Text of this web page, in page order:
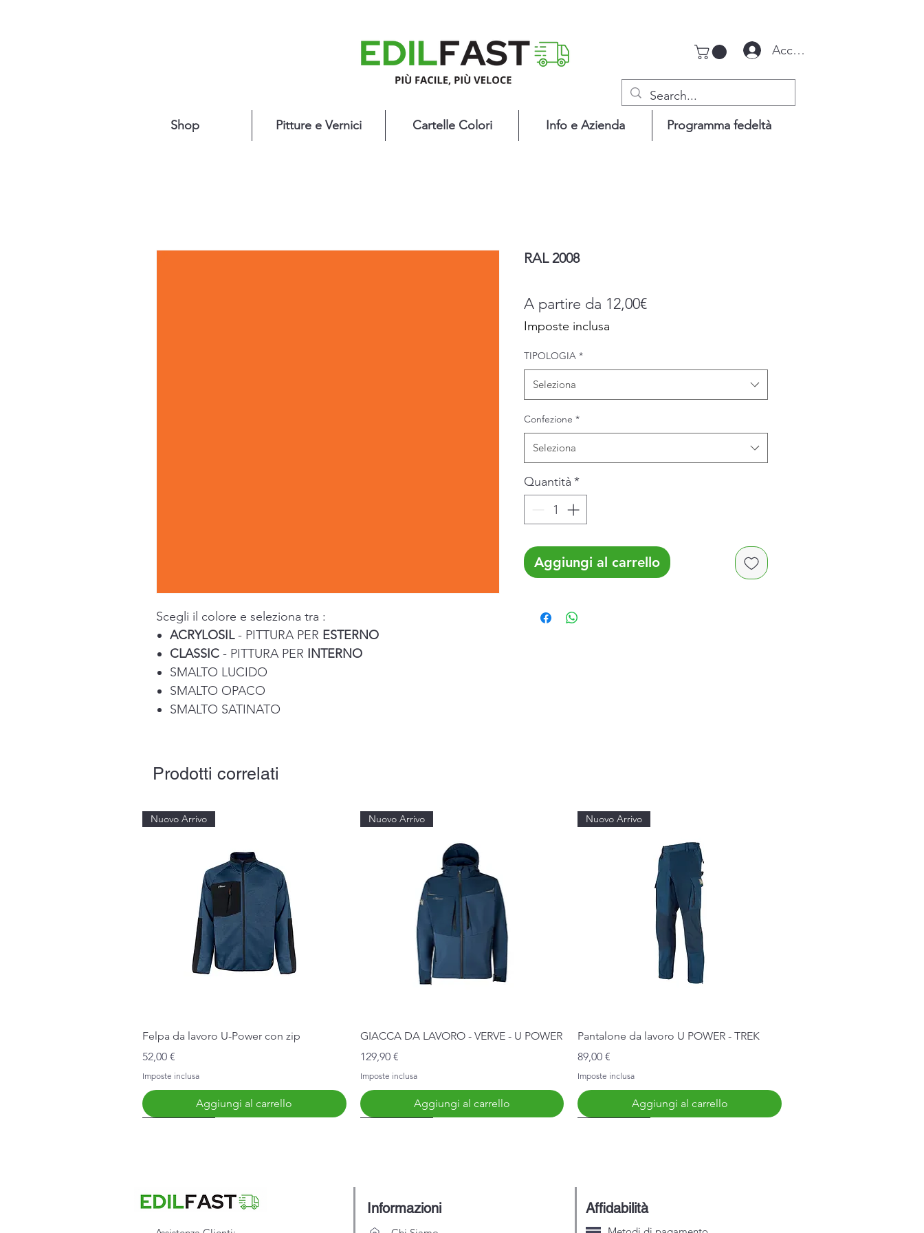
Accedi
Shop Pitture e Vernici Cartelle Colori Info e Azienda Programma fedeltà
Scegli il colore e seleziona tra :
ACRYLOSIL- PITTURA PER ESTERNO
CLASSIC - PITTURA PER INTERNO
SMALTO LUCIDO
SMALTO OPACO
SMALTO SATINATO
RAL 2008
A partire da 12,00€Prezzo
Imposte inclusa
TIPOLOGIA *
Seleziona
Confezione *
Seleziona
Quantità *
Aggiungi al carrello
Prodotti correlati
Vista rapida
Nuovo Arrivo
Felpa da lavoro U-Power con zip
Prezzo
52,00 €
Imposte inclusa
Aggiungi al carrello
Vista rapida
Nuovo Arrivo
GIACCA DA LAVORO - VERVE - U POWER
Prezzo
129,90 €
Imposte inclusa
Aggiungi al carrello
Vista rapida
Nuovo Arrivo
Pantalone da lavoro U POWER - TREK
Prezzo
89,00 €
Imposte inclusa
Aggiungi al carrello
Informazioni Affidabilità